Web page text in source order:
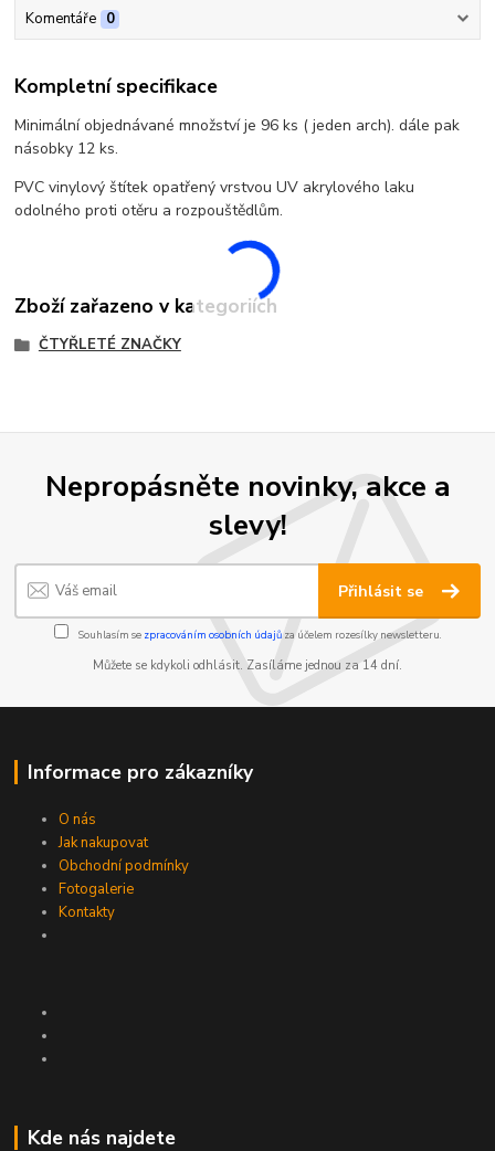
Komentáře 0
Kompletní specifikace
Minimální objednávané množství je 96 ks ( jeden arch). dále pak
násobky 12 ks.
PVC vinylový štítek opatřený vrstvou UV akrylového laku
odolného proti otěru a rozpouštědlům.
Zboží zařazeno v kategoriích
ČTYŘLETÉ ZNAČKY
Nepropásněte novinky, akce a
slevy!
Přihlásit se
Souhlasím se zpracováním osobních údajůza účelem rozesílky newsletteru.
Můžete se kdykoli odhlásit. Zasíláme jednou za 14 dní.
Informace pro zákazníky
O nás
Jak nakupovat
Obchodní podmínky
Fotogalerie
Kontakty
Kde nás najdete